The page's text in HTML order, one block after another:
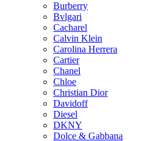
Burberry
Bvlgari
Cacharel
Calvin Klein
Carolina Herrera
Cartier
Chanel
Chloe
Christian Dior
Davidoff
Diesel
DKNY
Dolce & Gabbana